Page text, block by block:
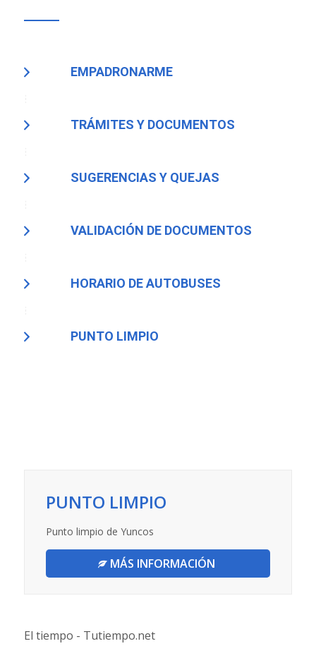
EMPADRONARME
TRÁMITES Y DOCUMENTOS
SUGERENCIAS Y QUEJAS
VALIDACIÓN DE DOCUMENTOS
HORARIO DE AUTOBUSES
PUNTO LIMPIO
PUNTO LIMPIO
Punto limpio de Yuncos
MÁS INFORMACIÓN
El tiempo - Tutiempo.net